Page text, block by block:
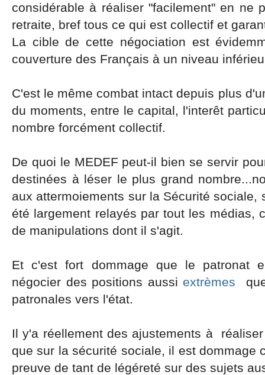
considérable à réaliser "facilement" en ne
retraite, bref tous ce qui est collectif et
La cible de cette négociation est
couverture des Français à un niveau
C'est le même combat intact depuis plus
du moments, entre le capital, l'interêt
nombre forcément collectif.
De quoi le MEDEF peut-il bien se servir
destinées à léser le plus grand
aux attermoiements sur la Sécurité sociale,
été largement relayés par tout les médias,
de manipulations dont il s'agit.
Et c'est fort dommage que le patronat
négocier des positions aussi extrèmes
patronales vers l'état.
Il y'a réellement des ajustements à
que sur la sécurité sociale, il est dommage
preuve de tant de légéreté sur des sujets